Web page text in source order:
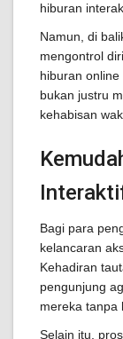
hiburan
Namun, di
mengontrol
hiburan
bukan justru
kehabisan
Bagi para
kelancaran
Kehadiran
pengunjung
mereka tanpa
Selain itu,